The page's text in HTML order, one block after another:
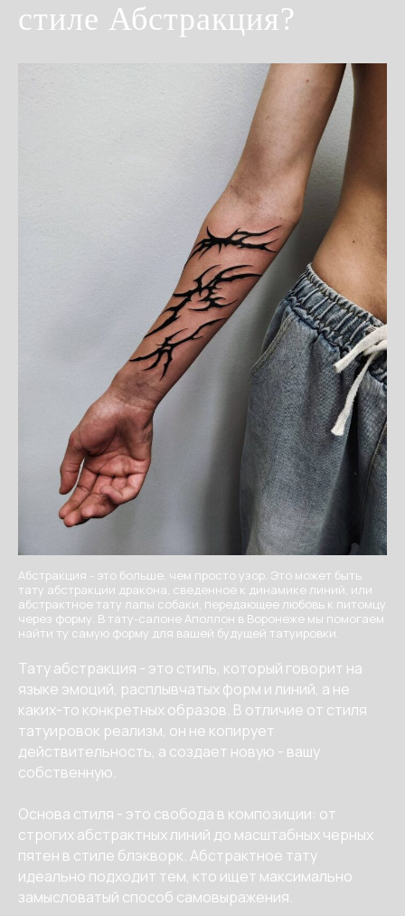
стиле Абстракция?
Абстракция - это больше, чем просто узор. Это может быть
тату абстракции дракона, сведенное к динамике линий, или
абстрактное тату лапы собаки, передающее любовь к питомцу
через форму. В тату-салоне Аполлон в Воронеже мы помогаем
найти ту самую форму для вашей будущей татуировки.
Тату абстракция - это стиль, который говорит на
языке эмоций, расплывчатых форм и линий, а не
каких-то конкретных образов. В отличие от стиля
татуировок реализм, он не копирует
действительность, а создает новую - вашу
собственную.
Основа стиля - это свобода в композиции: от
строгих абстрактных линий до масштабных черных
пятен в стиле блэкворк. Абстрактное тату
идеально подходит тем, кто ищет максимально
замысловатый способ самовыражения.